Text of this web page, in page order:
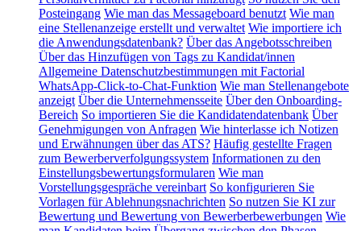
Posteingang Wie man das Messageboard benutzt Wie man
eine Stellenanzeige erstellt und verwaltet Wie importiere ich
die Anwendungsdatenbank? Über das Angebotsschreiben
Über das Hinzufügen von Tags zu Kandidat/innen
Allgemeine Datenschutzbestimmungen mit Factorial
WhatsApp-Click-to-Chat-Funktion Wie man Stellenangebote
anzeigt Über die Unternehmensseite Über den Onboarding-
Bereich So importieren Sie die Kandidatendatenbank Über
Genehmigungen von Anfragen Wie hinterlasse ich Notizen
und Erwähnungen über das ATS? Häufig gestellte Fragen
zum Bewerberverfolgungssystem Informationen zu den
Einstellungsbewertungsformularen Wie man
Vorstellungsgespräche vereinbart So konfigurieren Sie
Vorlagen für Ablehnungsnachrichten So nutzen Sie KI zur
Bewertung und Bewertung von Bewerberbewerbungen Wie